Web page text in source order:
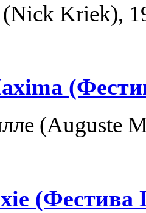
Kriek),
(Auguste
(Фестива